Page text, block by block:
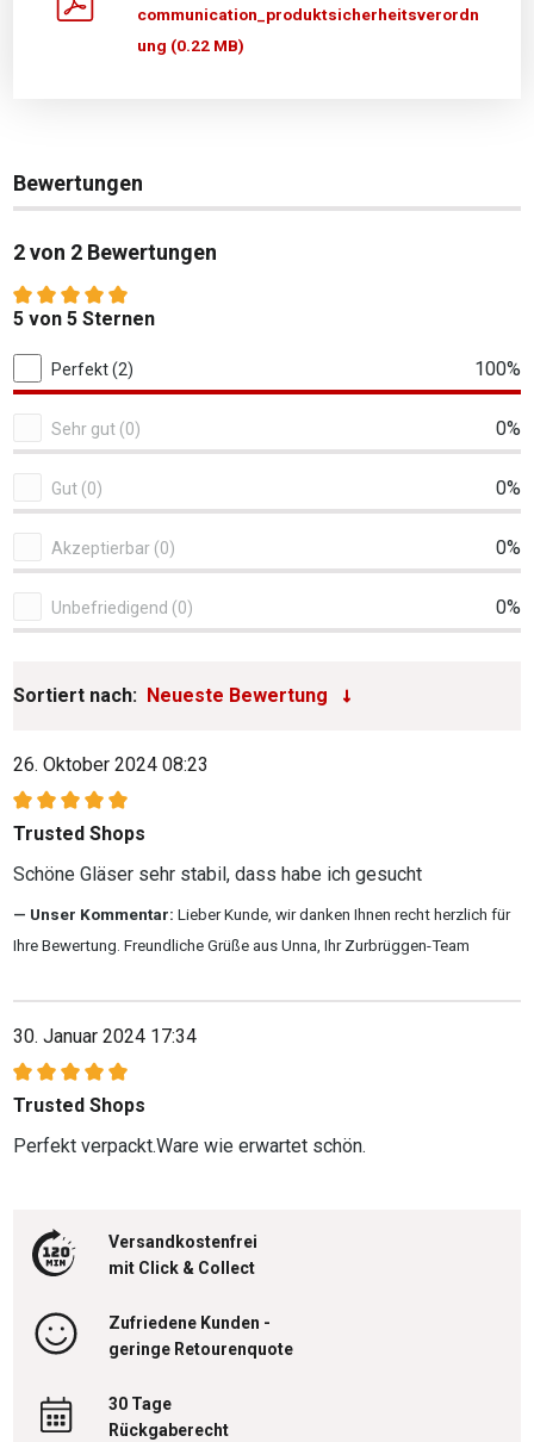
communication_produktsicherheitsverordn
ung (0.22 MB)
Bewertungen
2 von 2 Bewertungen
Durchschnittliche Bewertung von 5 von 5 Sternen
5 von 5 Sternen
2 von 2 Bewertungen
Perfekt (2) 100%
Sehr gut (0) 0%
Gut (0) 0%
Akzeptierbar (0) 0%
Unbefriedigend (0) 0%
Sortiert nach:
26. Oktober 2024 08:23
Bewertung mit 5 von 5 Sternen
Trusted Shops
Schöne Gläser sehr stabil, dass habe ich gesucht
Unser Kommentar: Lieber Kunde, wir danken Ihnen recht herzlich für
Ihre Bewertung. Freundliche Grüße aus Unna, Ihr Zurbrüggen-Team
30. Januar 2024 17:34
Bewertung mit 5 von 5 Sternen
Trusted Shops
Perfekt verpackt.Ware wie erwartet schön.
Versandkostenfrei
mit Click & Collect
Zufriedene Kunden -
geringe Retourenquote
30 Tage
Rückgaberecht